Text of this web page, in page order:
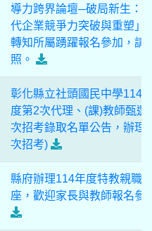
導力跨界論壇─破局新生：
代企業競爭力突破與重塑」
轉知所屬踴躍報名參加，請
照。
彰化縣立社頭國民中學114
度第2次代理、(課)教師甄選
次招考錄取名單公告，辦理(
次招考)
縣府辦理114年度特教親職
座，歡迎家長與教師報名參